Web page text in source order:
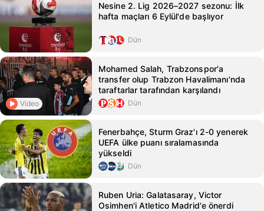
Nesine 2. Lig 2026–2027 sezonu: İlk
hafta maçları 6 Eylül'de başlıyor
Dün
Video
Mohamed Salah, Trabzonspor'a
transfer olup Trabzon Havalimanı'nda
taraftarlar tarafından karşılandı
Dün
Fenerbahçe, Sturm Graz'ı 2-0 yenerek
UEFA ülke puanı sıralamasında
yükseldi
Dün
Ruben Uria: Galatasaray, Victor
Osimhen'i Atletico Madrid'e önerdi